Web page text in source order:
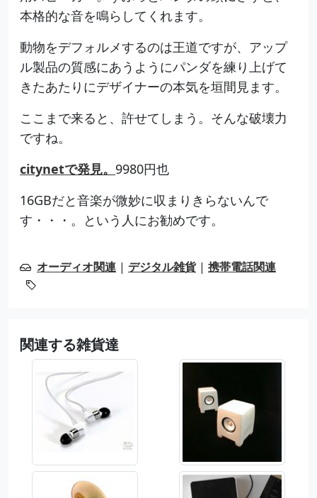
本格的な音を鳴らしてくれます。
動物をデフォルメするのは王道ですが、アップ
ル製品の質感にあうようにパンダを練り上げて
きたあたりにデザイナーの本気を垣間見ます。
ここまで来ると、許せてしまう。そんな破壊力
ですね。
citynetで発見。 9980円也
16GBだと音楽が微妙に収まりきらないんで
す・・・。という人にお勧めです。
オーディオ関連 | デジタル雑貨| 携帯電話関連
関連する雑貨達